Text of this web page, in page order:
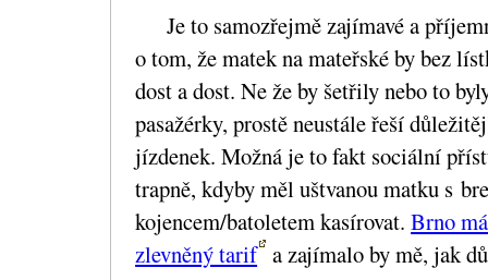
Je to samozřejmě zajímavé a
o tom, že matek na mateřské by bez
dost a dost. Ne že by šetřily nebo to
pasažérky, prostě neustále řeší
jízdenek. Možná je to fakt sociální
trapně, kdyby měl uštvanou matku s
kojencem/batoletem kasírovat.Brno
zlevněný tarif a zajímalo by mě, jak